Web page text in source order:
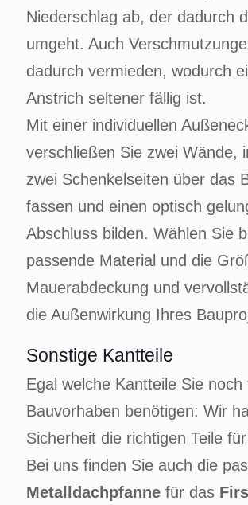
Niederschlag ab, der dadurch
umgeht. Auch
dadurch vermieden, wodurch
Anstrich seltener fällig ist.
Mit einer individuellen
verschließen Sie zwei Wände,
zwei Schenkelseiten über das
fassen und einen optisch
Abschluss bilden. Wählen Sie
passende Material und die
Mauerabdeckung und
die Außenwirkung Ihres
Sonstige Kantteile
Egal welche Kantteile Sie
Bauvorhaben benötigen: Wir
Sicherheit die richtigen Teile
Bei uns finden Sie auch die
Metalldachpfanne für das